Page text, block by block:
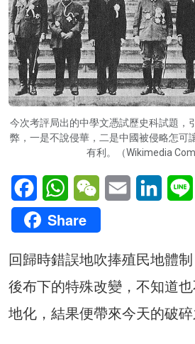
今次考評局出的中學文憑試歷史科試題，
弊，一是不說侵華，二是中國被侵略怎可
有利。（Wikimedia
FacebookWhatsAppWeChatEmail
Share
回歸時錯誤地吹捧殖民地體
後布下的特殊改變，不知道
地化，結果便帶來今天的破碎